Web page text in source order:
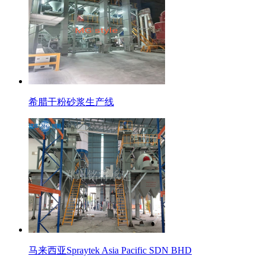
希腊干粉砂浆生产线
马来西亚Spraytek Asia Pacific SDN BHD